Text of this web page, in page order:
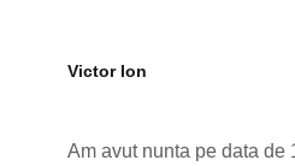
Victor Ion
Am avut nunta pe data de